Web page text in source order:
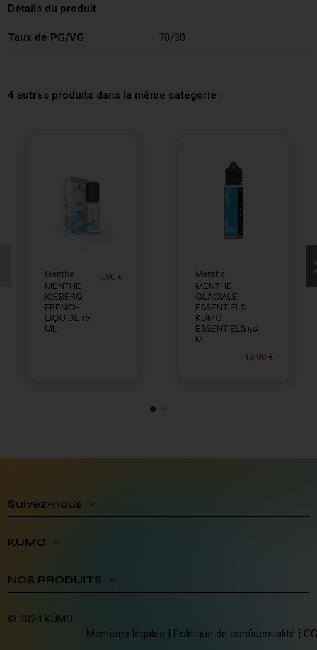
Détails du produit
Taux de PG/VG 70/30
4 autres produits dans la même catégorie :
Menthe
MENTHE
ICEBERG
FRENCH
LIQUIDE 10
ML
5,90 € Menthe
MENTHE
GLACIALE
ESSENTIELS
KUMO
ESSENTIELS 50
ML
19,90 €
Suivez-nous
KUMO
NOS PRODUITS
© 2024 KUMO
Mentions légales | Politique de confidentialité |